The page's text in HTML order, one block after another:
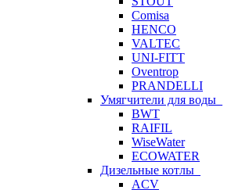
Comisa
HENCO
VALTEC
UNI-FITT
Oventrop
PRANDELLI
Умягчители для воды
BWT
RAIFIL
WiseWater
ECOWATER
Дизельные котлы
ACV